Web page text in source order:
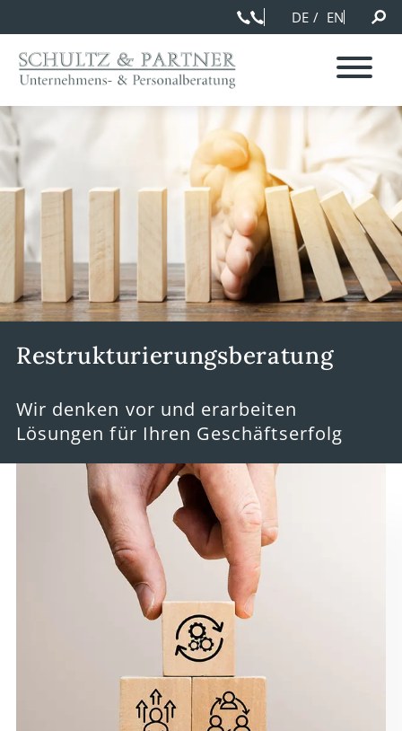
DE EN
Restrukturierungsberatung
Wir denken vor und erarbeiten
Lösungen für Ihren Geschäftserfolg